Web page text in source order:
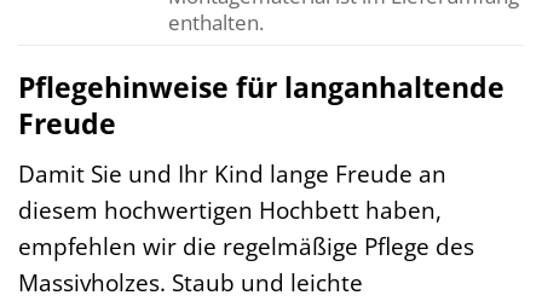
enthalten.
Pflegehinweise für langanhaltende
Freude
Damit Sie und Ihr Kind lange Freude an
diesem hochwertigen Hochbett haben,
empfehlen wir die regelmäßige Pflege des
Massivholzes. Staub und leichte